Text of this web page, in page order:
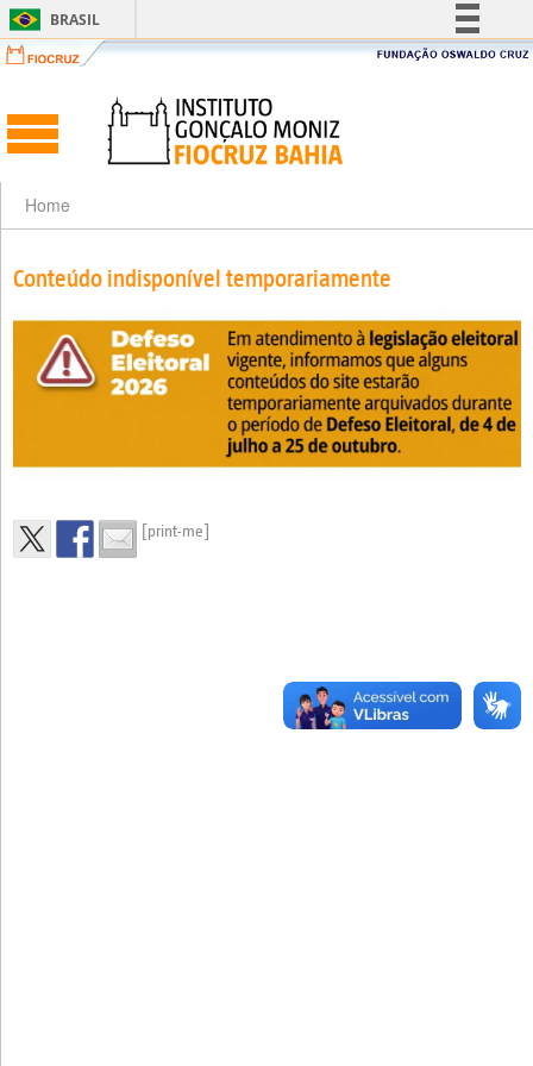
BRASIL
Simplifique!
Acesso à informação
Canais
Home
Conteúdo indisponível temporariamente
[print-me]